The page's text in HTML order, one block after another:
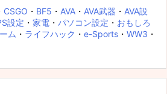
CSGO ・ BF5 ・ AVA ・ AVA武器 ・ AVA設
設定 ・ 家電 ・ パソコン設定 ・ おもしろ
ム ・ ライフハック ・ e-Sports ・ WW3 ・